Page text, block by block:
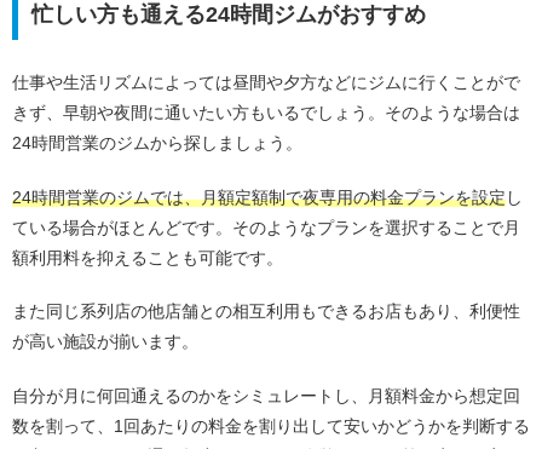
忙しい方も通える24時間ジムがおすすめ
仕事や生活リズムによっては昼間や夕方などにジムに行くことがで
きず、早朝や夜間に通いたい方もいるでしょう。そのような場合は
24時間営業のジムから探しましょう。
24時間営業のジムでは、月額定額制で夜専用の料金プランを設定し
ている場合がほとんどです。そのようなプランを選択することで月
額利用料を抑えることも可能です。
また同じ系列店の他店舗との相互利用もできるお店もあり、利便性
が高い施設が揃います。
自分が月に何回通えるのかをシミュレートし、月額料金から想定回
数を割って、1回あたりの料金を割り出して安いかどうかを判断する